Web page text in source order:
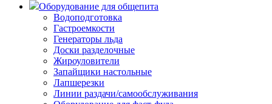
Оборудование для общепита
Водоподготовка
Гастроемкости
Генераторы льда
Доски разделочные
Жироуловители
Запайщики настольные
Лапшерезки
Линии раздачи/самообслуживания